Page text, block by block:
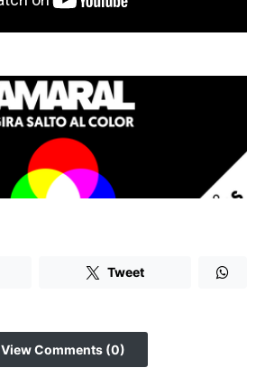
Tweet
View Comments (0)